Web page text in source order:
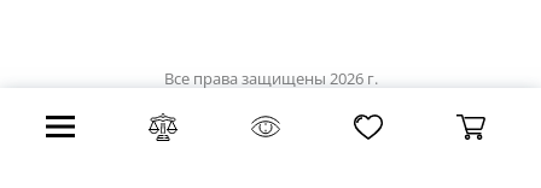
Все права защищены 2026 г.